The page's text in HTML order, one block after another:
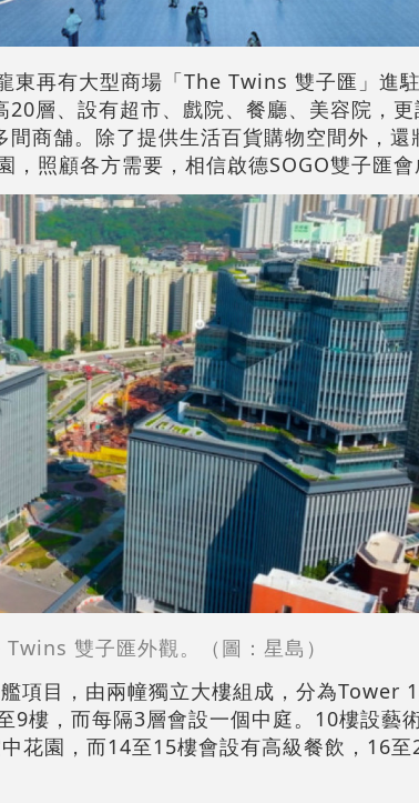
東再有大型商場「The Twins 雙子匯」進
層、設有超市、戲院、餐廳、美容院，
商舗。除了提供生活百貨購物空間外，還
，照顧各方需要，相信啟德SOGO雙子匯會
雙子匯外觀。（圖：星島）
項目，由兩幢獨立大樓組成，分為Tower
9樓，而每隔3層會設一個中庭。10樓設藝
花園，而14至15樓會設有高級餐飲，16